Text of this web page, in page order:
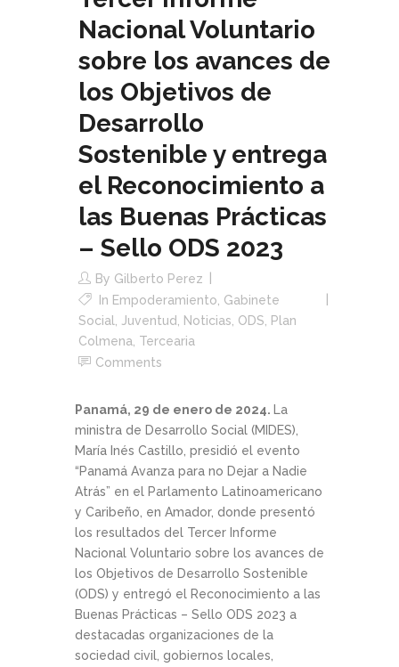
Nacional Voluntario
sobre los avances de
los Objetivos de
Desarrollo
Sostenible y entrega
el Reconocimiento a
las Buenas Prácticas
– Sello ODS 2023
By Gilberto Perez
In Empoderamiento Gabinete
Social
Juventud Noticias ODS
Plan
Colmena Tercearia
Comments
Panamá, 29 de enero de 2024. La
ministra de Desarrollo Social (MIDES),
María Inés Castillo, presidió el evento
“Panamá Avanza para no Dejar a Nadie
Atrás” en el Parlamento Latinoamericano
y Caribeño, en Amador, donde presentó
los resultados del Tercer Informe
Nacional Voluntario sobre los avances de
los Objetivos de Desarrollo Sostenible
(ODS) y entregó el Reconocimiento a las
Buenas Prácticas – Sello ODS 2023 a
destacadas organizaciones de la
sociedad civil, gobiernos locales,